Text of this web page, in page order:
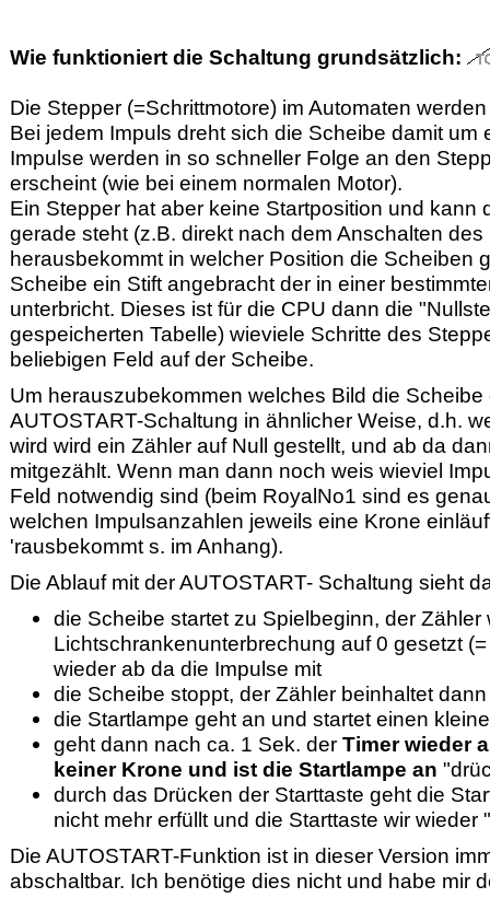
Wie funktioniert die Schaltung grundsätzlich:
Die Stepper (=Schrittmotore) im Automaten
Bei jedem Impuls dreht sich die Scheibe damit
Impulse werden in so schneller Folge an den
erscheint (wie bei einem normalen Motor).
Ein Stepper hat aber keine Startposition und kann
gerade steht (z.B. direkt nach dem Anschalten
herausbekommt in welcher Position die Scheiben
Scheibe ein Stift angebracht der in einer
unterbricht. Dieses ist für die CPU dann die
gespeicherten Tabelle) wieviele Schritte des
beliebigen Feld auf der Scheibe.
Um herauszubekommen welches Bild die
AUTOSTART-Schaltung in ähnlicher Weise, d.h.
wird wird ein Zähler auf Null gestellt, und ab da
mitgezählt. Wenn man dann noch weis wieviel
Feld notwendig sind (beim RoyalNo1 sind es
welchen Impulsanzahlen jeweils eine Krone
'rausbekommt s. im Anhang).
Die Ablauf mit der AUTOSTART- Schaltung sieht
die Scheibe startet zu Spielbeginn, der Zähler
Lichtschrankenunterbrechung auf 0 gesetzt
wieder ab da die Impulse mit
die Scheibe stoppt, der Zähler beinhaltet
die Startlampe geht an und startet einen
geht dann nach ca. 1 Sek. der Timer wieder
keiner Krone und ist die Startlampe an
durch das Drücken der Starttaste geht die
nicht mehr erfüllt und die Starttaste wir wieder
Die AUTOSTART-Funktion ist in dieser Version
abschaltbar. Ich benötige dies nicht und habe mir